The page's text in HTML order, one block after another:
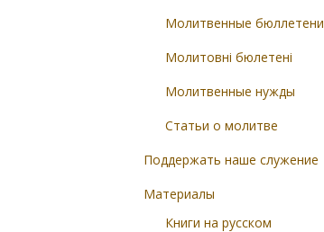
Молитвенные бюллетени
Молитовні бюлетені
Молитвенные нужды
Статьи о молитве
Поддержать наше служение
Материалы
Книги на русском